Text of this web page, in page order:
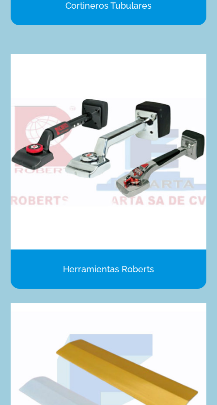
Cortineros Tubulares
Herramientas Roberts